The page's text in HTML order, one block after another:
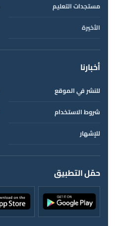
مستجدات التعليم
الأخيرة
أخبارنا
للنشر في الموقع
شروط الاستخدام
للإشهار
حمّل التطبيق